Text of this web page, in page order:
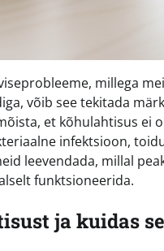
millega
võib see tekitada
et kõhulahtisus ei
infektsioon,
leevendada, millal
funktsioneerida.
ja kuidas